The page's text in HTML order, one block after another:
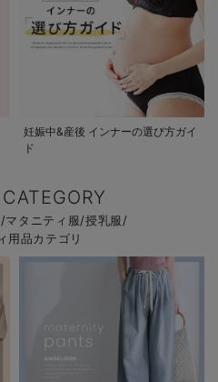
妊娠中&産後 インナーの選び方ガイ
ド
マタニティ服/授乳服/
用品カテゴリ